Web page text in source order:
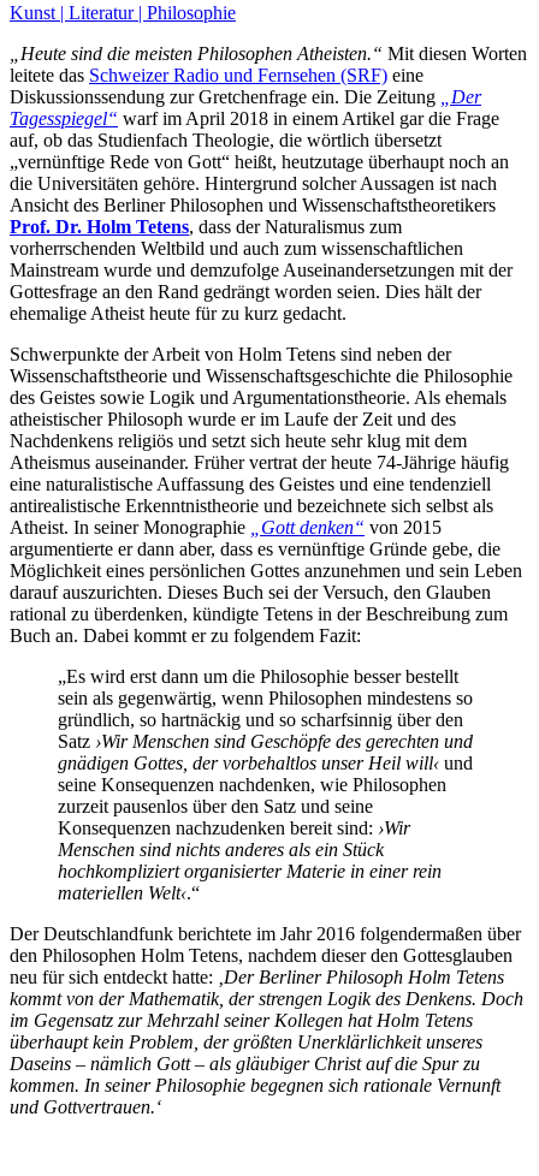
Kunst | Literatur | Philosophie
„Heute sind die meisten Philosophen Atheisten.“ Mit diesen Worten
leitete das Schweizer Radio und Fernsehen (SRF) eine
Diskussionssendung zur Gretchenfrage ein. Die Zeitung
„Der
Tagesspiegel“ warf im April 2018 in einem Artikel gar die Frage
auf, ob das Studienfach Theologie, die wörtlich übersetzt
„vernünftige Rede von Gott“ heißt, heutzutage überhaupt noch an
die Universitäten gehöre. Hintergrund solcher Aussagen ist nach
Ansicht des Berliner Philosophen und Wissenschaftstheoretikers
Prof. Dr. Holm Tetens, dass der Naturalismus zum
vorherrschenden Weltbild und auch zum wissenschaftlichen
Mainstream wurde und demzufolge Auseinandersetzungen mit der
Gottesfrage an den Rand gedrängt worden seien. Dies hält der
ehemalige Atheist heute für zu kurz gedacht.
Schwerpunkte der Arbeit von Holm Tetens sind neben der
Wissenschaftstheorie und Wissenschaftsgeschichte die Philosophie
des Geistes sowie Logik und Argumentationstheorie. Als ehemals
atheistischer Philosoph wurde er im Laufe der Zeit und des
Nachdenkens religiös und setzt sich heute sehr klug mit dem
Atheismus auseinander. Früher vertrat der heute 74-Jährige häufig
eine naturalistische Auffassung des Geistes und eine tendenziell
antirealistische Erkenntnistheorie und bezeichnete sich selbst als
Atheist. In seiner Monographie
„Gott denken“ von 2015
argumentierte er dann aber, dass es vernünftige Gründe gebe, die
Möglichkeit eines persönlichen Gottes anzunehmen und sein Leben
darauf auszurichten. Dieses Buch sei der Versuch, den Glauben
rational zu überdenken, kündigte Tetens in der Beschreibung zum
Buch an. Dabei kommt er zu folgendem Fazit:
„Es wird erst dann um die Philosophie besser bestellt
sein als gegenwärtig, wenn Philosophen mindestens so
gründlich, so hartnäckig und so scharfsinnig über den
Satz ›Wir Menschen sind Geschöpfe des gerechten und
gnädigen Gottes, der vorbehaltlos unser Heil will‹ und
seine Konsequenzen nachdenken, wie Philosophen
zurzeit pausenlos über den Satz und seine
Konsequenzen nachzudenken bereit sind: ›Wir
Menschen sind nichts anderes als ein Stück
hochkompliziert organisierter Materie in einer rein
materiellen Welt‹.“
Der Deutschlandfunk berichtete im Jahr 2016 folgendermaßen über
den Philosophen Holm Tetens, nachdem dieser den Gottesglauben
neu für sich entdeckt hatte:
‚Der Berliner Philosoph Holm Tetens
kommt von der Mathematik, der strengen Logik des Denkens. Doch
im Gegensatz zur Mehrzahl seiner Kollegen hat Holm Tetens
überhaupt kein Problem, der größten Unerklärlichkeit unseres
Daseins – nämlich Gott – als gläubiger Christ auf die Spur zu
kommen. In seiner Philosophie begegnen sich rationale Vernunft
und Gottvertrauen.‘